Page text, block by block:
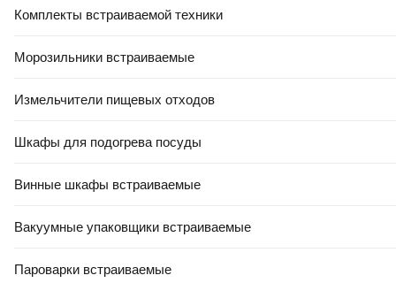
Комплекты встраиваемой техники
Морозильники встраиваемые
Измельчители пищевых отходов
Шкафы для подогрева посуды
Винные шкафы встраиваемые
Вакуумные упаковщики встраиваемые
Пароварки встраиваемые
Karcher CVH 3 Plus (1.198-
В корзину
0.0